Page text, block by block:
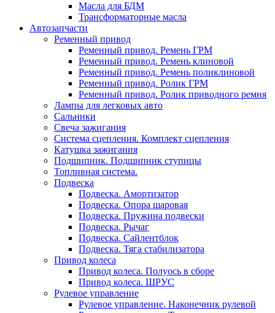
Масла для БДМ
Трансформаторные масла
Автозапчасти
Ременный привод
Ременный привод. Ремень ГРМ
Ременный привод. Ремень клиновой
Ременный привод. Ремень поликлиновой
Ременный привод. Ролик ГРМ
Ременный привод. Ролик приводного ремня
Лампы для легковых авто
Сальники
Свеча зажигания
Система сцепления. Комплект сцепления
Катушка зажигания
Подшипник. Подшипник ступицы
Топливная система.
Подвеска
Подвеска. Амортизатор
Подвеска. Опора шаровая
Подвеска. Пружина подвески
Подвеска. Рычаг
Подвеска. Сайлентблок
Подвеска. Тяга стабилизатора
Привод колеса
Привод колеса. Полуось в сборе
Привод колеса. ШРУС
Рулевое управление
Рулевое управление. Наконечник рулевой